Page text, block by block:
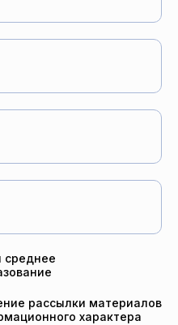
среднее
рассылки материалов
характера